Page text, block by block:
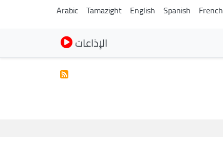
Arabic Tamazight English Spanish French
الإذاعات